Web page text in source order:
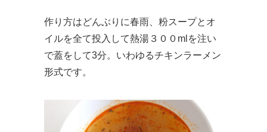
作り方はどんぶりに春雨、粉スープとオ
イルを全て投入して熱湯３００mlを注い
で蓋をして3分。いわゆるチキンラーメン
形式です。